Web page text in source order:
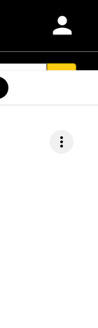
person
more_vert